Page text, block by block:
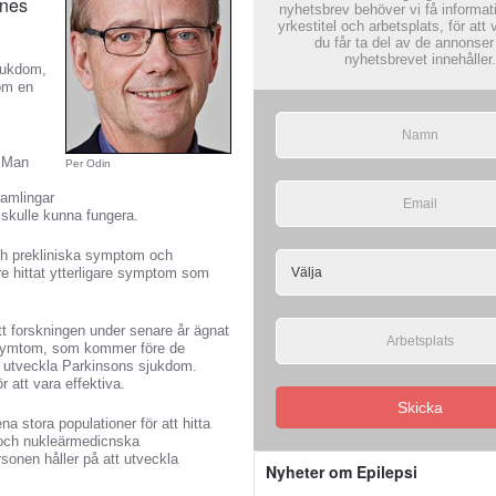
Per Odin
en
kunna fungera.
prekliniska symptom och
hittat ytterligare symptom som
forskningen under senare år ägnat
som kommer före de
Parkinsons sjukdom.
att vara effektiva.
stora populationer för att hitta
nukleärmedicnska
håller på att utveckla
nyhetsbrev behöver vi få
yrkestitel och arbetsplats, för att
du får ta del av de
nyhetsbrevet innehåller.
Skicka
Nyheter om Epilepsi